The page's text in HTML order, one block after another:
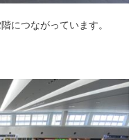
につながっています。